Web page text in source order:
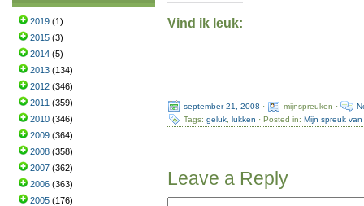
Vind ik leuk:
september 21, 2008 · mijnspreuken ·
Tags: geluk, lukken · Posted in: Mijn spreuk
Leave a Reply
2019 (1)
2015 (3)
2014 (5)
2013 (134)
2012 (346)
2011 (359)
2010 (346)
2009 (364)
2008 (358)
2007 (362)
2006 (363)
2005 (176)